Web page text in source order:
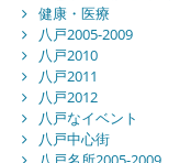
健康・医療
八戸2005-2009
八戸2010
八戸2011
八戸2012
八戸なイベント
八戸中心街